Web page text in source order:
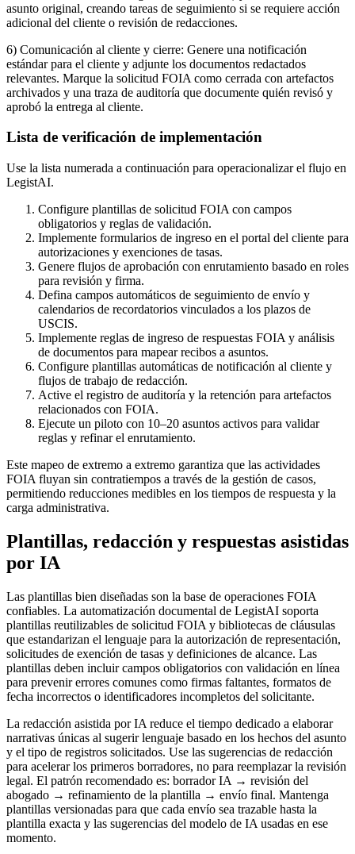
asunto original, creando tareas de seguimiento si se requiere acción
adicional del cliente o revisión de redacciones.
6) Comunicación al cliente y cierre: Genere una notificación
estándar para el cliente y adjunte los documentos redactados
relevantes. Marque la solicitud FOIA como cerrada con artefactos
archivados y una traza de auditoría que documente quién revisó y
aprobó la entrega al cliente.
Lista de verificación de implementación
Use la lista numerada a continuación para operacionalizar el flujo en
LegistAI.
Configure plantillas de solicitud FOIA con campos
obligatorios y reglas de validación.
Implemente formularios de ingreso en el portal del cliente para
autorizaciones y exenciones de tasas.
Genere flujos de aprobación con enrutamiento basado en roles
para revisión y firma.
Defina campos automáticos de seguimiento de envío y
calendarios de recordatorios vinculados a los plazos de
USCIS.
Implemente reglas de ingreso de respuestas FOIA y análisis
de documentos para mapear recibos a asuntos.
Configure plantillas automáticas de notificación al cliente y
flujos de trabajo de redacción.
Active el registro de auditoría y la retención para artefactos
relacionados con FOIA.
Ejecute un piloto con 10–20 asuntos activos para validar
reglas y refinar el enrutamiento.
Este mapeo de extremo a extremo garantiza que las actividades
FOIA fluyan sin contratiempos a través de la gestión de casos,
permitiendo reducciones medibles en los tiempos de respuesta y la
carga administrativa.
Plantillas, redacción y respuestas asistidas
por IA
Las plantillas bien diseñadas son la base de operaciones FOIA
confiables. La automatización documental de LegistAI soporta
plantillas reutilizables de solicitud FOIA y bibliotecas de cláusulas
que estandarizan el lenguaje para la autorización de representación,
solicitudes de exención de tasas y definiciones de alcance. Las
plantillas deben incluir campos obligatorios con validación en línea
para prevenir errores comunes como firmas faltantes, formatos de
fecha incorrectos o identificadores incompletos del solicitante.
La redacción asistida por IA reduce el tiempo dedicado a elaborar
narrativas únicas al sugerir lenguaje basado en los hechos del asunto
y el tipo de registros solicitados. Use las sugerencias de redacción
para acelerar los primeros borradores, no para reemplazar la revisión
legal. El patrón recomendado es: borrador IA → revisión del
abogado → refinamiento de la plantilla → envío final. Mantenga
plantillas versionadas para que cada envío sea trazable hasta la
plantilla exacta y las sugerencias del modelo de IA usadas en ese
momento.